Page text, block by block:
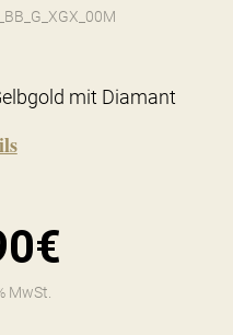
mit Diamant
MwSt.